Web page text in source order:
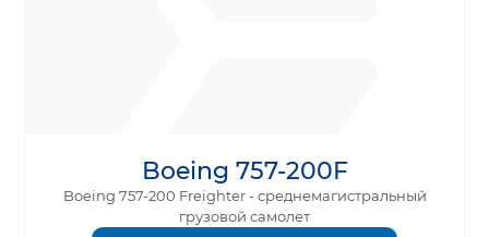
Boeing 757-200F
Boeing 757-200 Freighter - среднемагистральный
грузовой самолет